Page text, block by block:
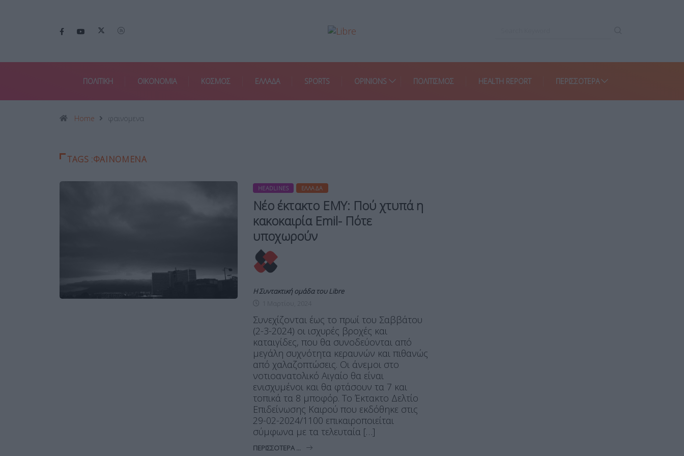
ΠΟΛΙΤΙΚΗ ΟΙΚΟΝΟΜΙΑ ΚΟΣΜΟΣ ΕΛΛΑΔΑ SPORTS OPINIONS ΠΟΛΙΤΙΣΜΟΣ HEALTH REPORT ΠΕΡΙΣΣΌΤΕΡΑ
Home φαινομενα
TAGS :ΦΑΙΝΟΜΕΝΑ
HEADLINES ΕΛΛΆΔΑ
Νέο έκτακτο ΕΜΥ: Πού χτυπά η
κακοκαιρία Emil- Πότε
υποχωρούν
Η Συντακτική ομάδα του Libre
Συνεχίζονται έως το πρωί του Σαββάτου
(2-3-2024) οι ισχυρές βροχές και
καταιγίδες, που θα συνοδεύονται από
μεγάλη συχνότητα κεραυνών και πιθανώς
από χαλαζοπτώσεις. Οι άνεμοι στο
νοτιοανατολικό Αιγαίο θα είναι
ενισχυμένοι και θα φτάσουν τα 7 και
τοπικά τα 8 μποφόρ. Το Έκτακτο Δελτίο
Επιδείνωσης Καιρού που εκδόθηκε στις
29-02-2024/1100 επικαιροποιείται
σύμφωνα με τα τελευταία […]
ΠΕΡΙΣΣΌΤΕΡΑ ...